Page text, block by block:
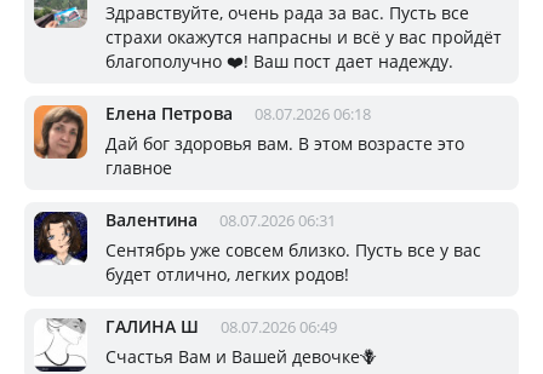
Здравствуйте, очень рада за вас. Пусть все
страхи окажутся напрасны и всё у вас пройдёт
благополучно ❤️! Ваш пост дает надежду.
Елена Петрова 08.07.2026 06:18
Дай бог здоровья вам. В этом возрасте это
главное
Валентина 08.07.2026 06:31
Сентябрь уже совсем близко. Пусть все у вас
будет отлично, легких родов!
ГАЛИНА Ш 08.07.2026 06:49
Счастья Вам и Вашей девочке🪻